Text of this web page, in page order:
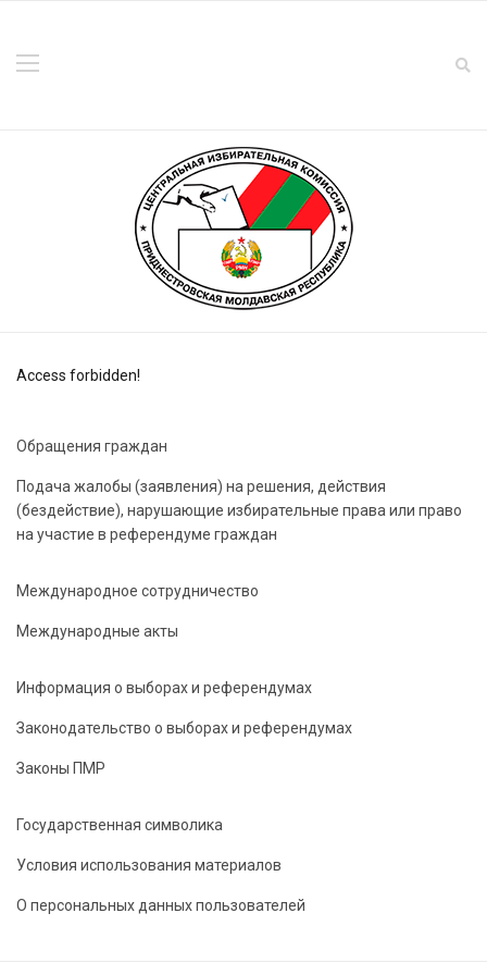
Access forbidden!
Обращения граждан
Подача жалобы (заявления) на решения, действия
(бездействие), нарушающие избирательные права или право
на участие в референдуме граждан
Международное сотрудничество
Международные акты
Информация о выборах и референдумах
Законодательство о выборах и референдумах
Законы ПМР
Государственная символика
Условия использования материалов
О персональных данных пользователей